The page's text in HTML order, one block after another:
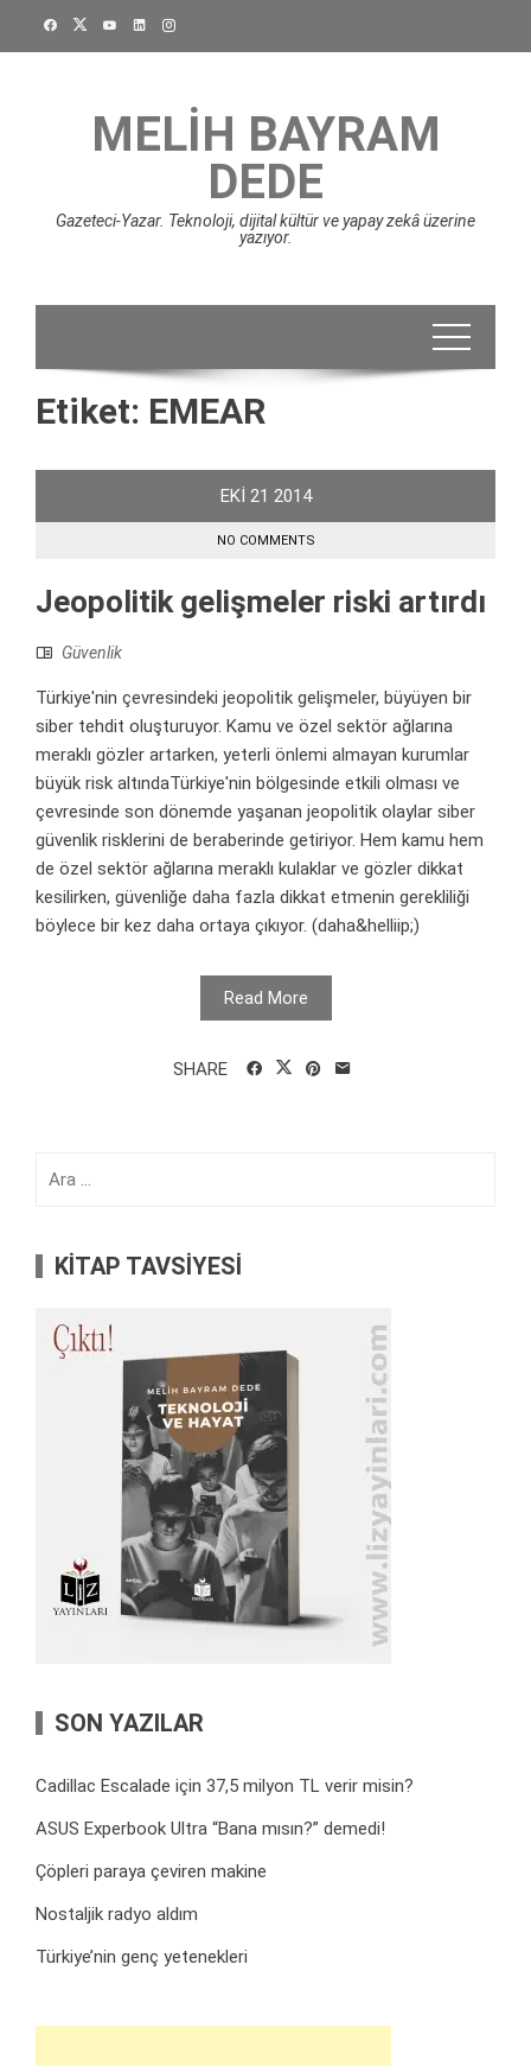
MELIH BAYRAM
DEDE
Gazeteci-Yazar. Teknoloji, dijital kültür ve yapay zekâ üzerine
yazıyor.
Etiket: EMEAR
EKI 21 2014
NO COMMENTS
Jeopolitik gelişmeler riski artırdı
Güvenlik
Türkiye'nin çevresindeki jeopolitik gelişmeler, büyüyen bir
siber tehdit oluşturuyor. Kamu ve özel sektör ağlarına
meraklı gözler artarken, yeterli önlemi almayan kurumlar
büyük risk altındaTürkiye'nin bölgesinde etkili olması ve
çevresinde son dönemde yaşanan jeopolitik olaylar siber
güvenlik risklerini de beraberinde getiriyor. Hem kamu hem
de özel sektör ağlarına meraklı kulaklar ve gözler dikkat
kesilirken, güvenliğe daha fazla dikkat etmenin gerekliliği
böylece bir kez daha ortaya çıkıyor. (daha&helliip;)
Read More
SHARE
KİTAP TAVSİYESİ
SON YAZILAR
Cadillac Escalade için 37,5 milyon TL verir misin?
ASUS Experbook Ultra “Bana mısın?” demedi!
Çöpleri paraya çeviren makine
Nostaljik radyo aldım
Türkiye’nin genç yetenekleri